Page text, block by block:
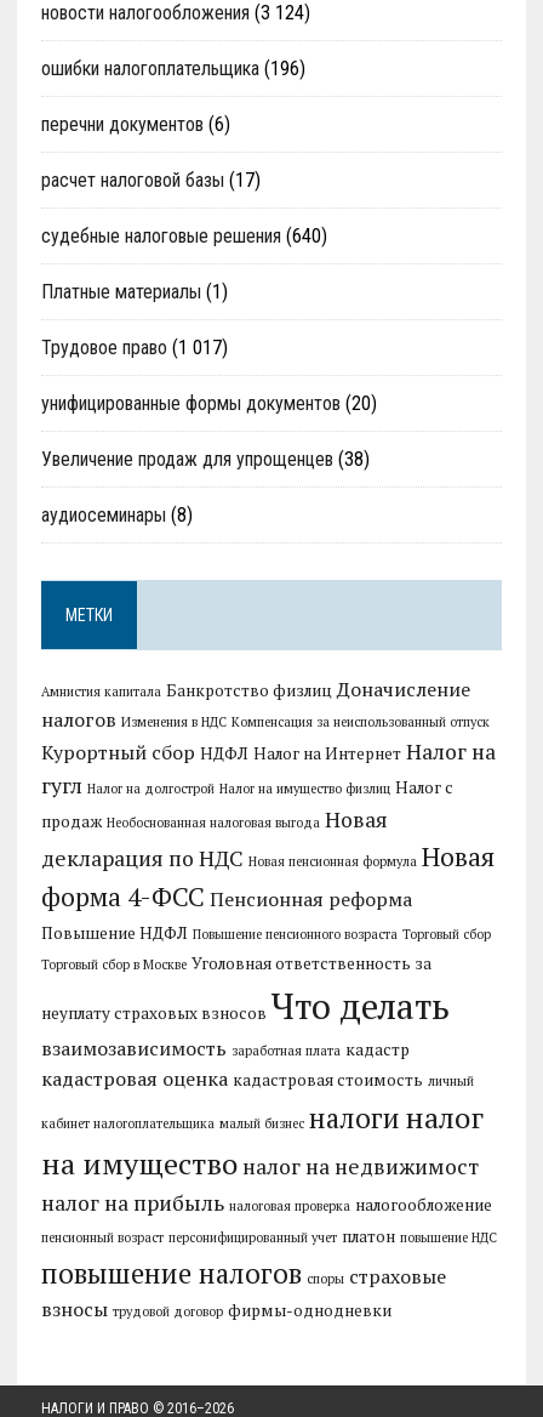
новости налогообложения (3 124)
ошибки налогоплательщика(196)
перечни документов (6)
расчет налоговой базы (17)
судебные налоговые решения (640)
Платные материалы (1)
Трудовое право (1 017)
унифицированные формы документов (20)
Увеличение продаж для упрощенцев (38)
аудиосеминары (8)
МЕТКИ
Амнистия капитала Банкротство физлиц Доначисление
налогов Изменения в НДС Компенсация за неиспользованный отпуск
Курортный сбор НДФЛ Налог на Интернет Налог на
гугл Налог на долгострой Налог на имущество физлиц Налог с
продаж Необоснованная налоговая выгода Новая
декларация по НДС Новая пенсионная формула Новая
форма 4-ФСС Пенсионная реформа
Повышение НДФЛ Повышение пенсионного возраста Торговый сбор
Торговый сбор в Москве Уголовная ответственность за
неуплату страховых взносов Что делать
взаимозависимость заработная плата кадастр
кадастровая оценка кадастровая стоимость личный
кабинет налогоплательщика малый бизнес налоги налог
на имущество налог на недвижимост
налог на прибыль налоговая проверка налогообложение
пенсионный возраст персонифицированный учет платон повышение НДС
повышение налогов споры страховые
взносы трудовой договор фирмы-однодневки
НАЛОГИ И ПРАВО © 2016–2026